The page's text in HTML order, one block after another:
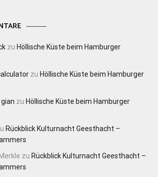
zu Höllische Küste beim Hamburger
zu Höllische Küste beim Hamburger
zu Höllische Küste beim Hamburger
Rückblick Kulturnacht Geesthacht –
zu Rückblick Kulturnacht Geesthacht –